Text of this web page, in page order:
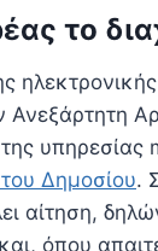
το
Ανεξάρτητη
υπηρεσίας
Δημοσίου.
αίτηση,
όπου